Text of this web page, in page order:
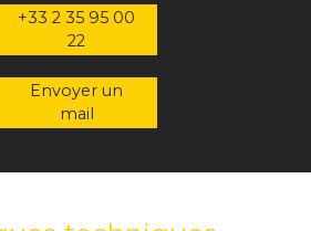
+33 2 35 95 00
22
Envoyer un
mail